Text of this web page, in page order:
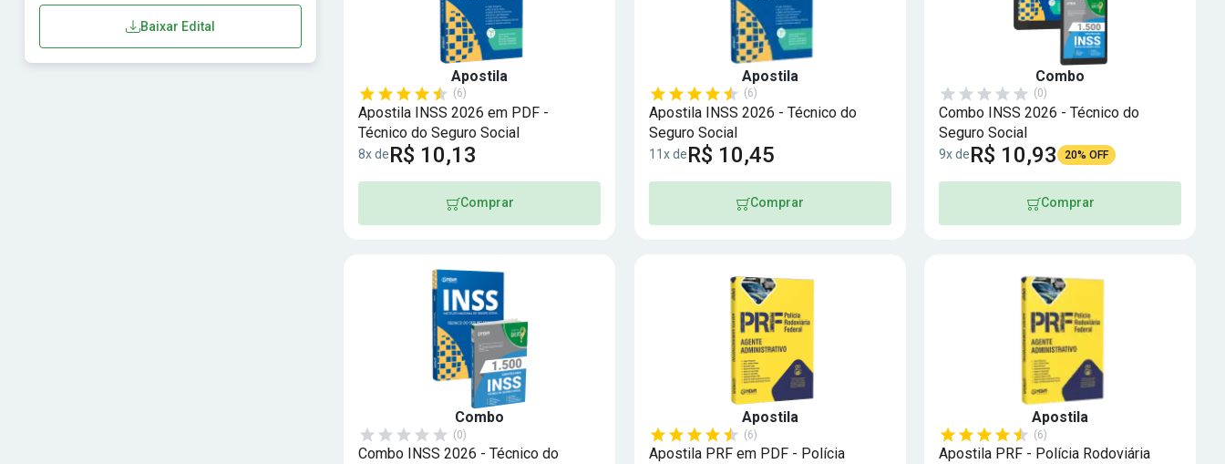
Baixar Edital
Apostila
(6)
Apostila INSS 2026 em PDF -
Técnico do Seguro Social
8x deR$ 10,13
Comprar
Apostila
(6)
Apostila INSS 2026 - Técnico do
Seguro Social
11x deR$ 10,45
Comprar
Combo
(0)
Combo INSS 2026 - Técnico do
Seguro Social
9x deR$ 10,93 20% OFF
Comprar
Combo
(0)
Combo INSS 2026 - Técnico do
Apostila
(6)
Apostila PRF em PDF - Polícia
Apostila
(6)
Apostila PRF - Polícia Rodoviária